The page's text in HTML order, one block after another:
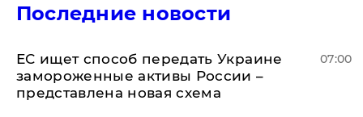
Последние новости
ЕС ищет способ передать Украине
замороженные активы России –
представлена новая схема
07:00